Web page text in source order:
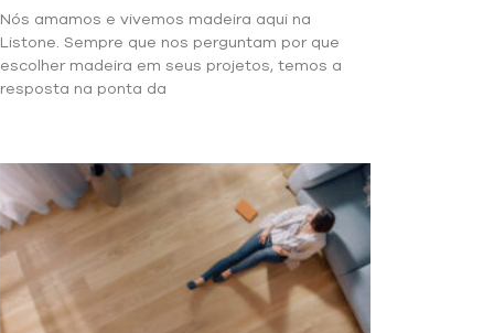
Nós amamos e vivemos madeira aqui na
Listone. Sempre que nos perguntam por que
escolher madeira em seus projetos, temos a
resposta na ponta da